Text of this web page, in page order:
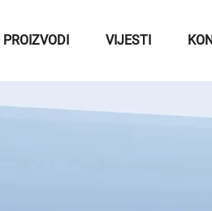
PROIZVODI VIJESTI